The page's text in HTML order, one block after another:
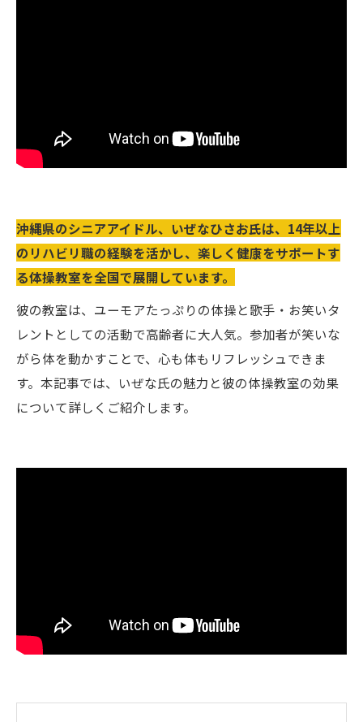
沖縄県のシニアアイドル、いぜなひさお氏は、14年以上
のリハビリ職の経験を活かし、楽しく健康をサポートす
る体操教室を全国で展開しています。
彼の教室は、ユーモアたっぷりの体操と歌手・お笑いタ
レントとしての活動で高齢者に大人気。参加者が笑いな
がら体を動かすことで、心も体もリフレッシュできま
す。本記事では、いぜな氏の魅力と彼の体操教室の効果
について詳しくご紹介します。